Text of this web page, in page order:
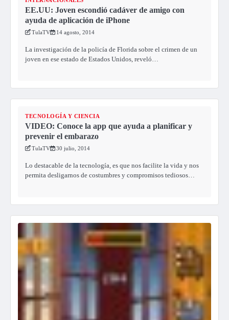
EE.UU: Joven escondió cadáver de amigo con
ayuda de aplicación de iPhone
TulaTV 14 agosto, 2014
La investigación de la policía de Florida sobre el crimen de un
joven en ese estado de Estados Unidos, reveló…
TECNOLOGÍA Y CIENCIA
VIDEO: Conoce la app que ayuda a planificar y
prevenir el embarazo
TulaTV 30 julio, 2014
Lo destacable de la tecnología, es que nos facilite la vida y nos
permita desligarnos de costumbres y compromisos tediosos…